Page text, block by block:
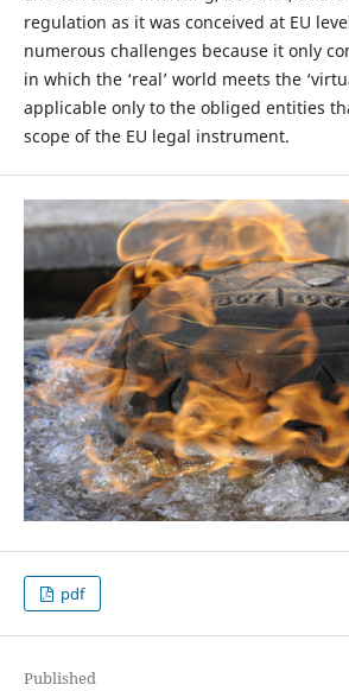
regulation as it was conceived at EU
numerous challenges because it only
in which the ‘real’ world meets the
applicable only to the obliged entities
scope of the EU legal instrument.
pdf
Published